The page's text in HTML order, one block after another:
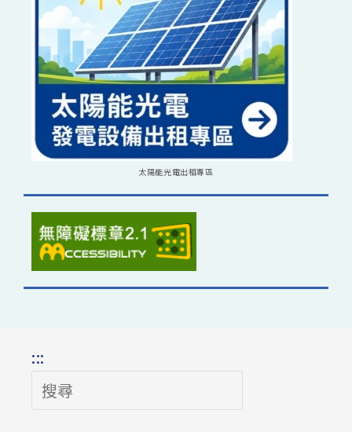
太陽能光電出租專區
:::
搜
尋